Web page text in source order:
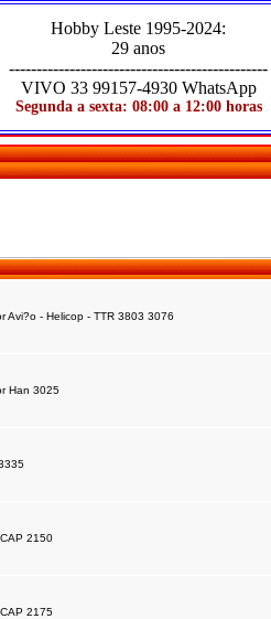
Hobby Leste 1995-2024:
29 anos
-----------------------------------------------
VIVO 33 99157-4930 WhatsApp
Segunda a sexta: 08:00 a 12:00 horas
Avi?o - Helicop - TTR 3803 3076
Han 3025
2150
2175